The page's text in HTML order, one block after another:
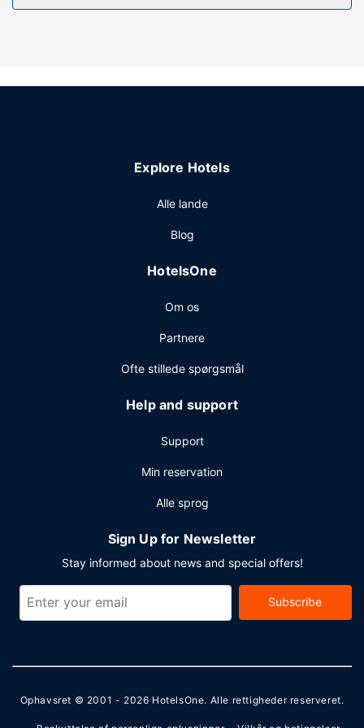
Fra en tagterrasse kan du nyde den skønne udsigt, eller
gebyr dagligt fra kl. 08.00 til kl. 10.30.
reception, en flersproget medarbejderstab og
Explore Hotels
Alle lande
Blog
HotelsOne
Om os
Partnere
Ofte stillede spørgsmål
Help and support
Support
Min reservation
Alle sprog
Sign Up for Newsletter
Stay informed about news and special offers!
Subscribe
Ophavsret © 2001 - 2026 HotelsOne. Alle rettigheder reserveret.